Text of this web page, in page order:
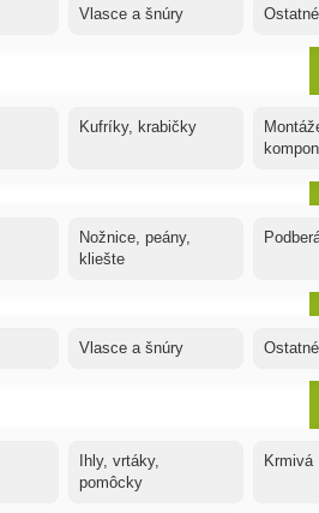
Vlasce a šnúry Ostatné
Kufríky, krabičky
Nožnice, peány,
kliešte
Vlasce a šnúry
Ihly, vrtáky,
pomôcky
Krmivá